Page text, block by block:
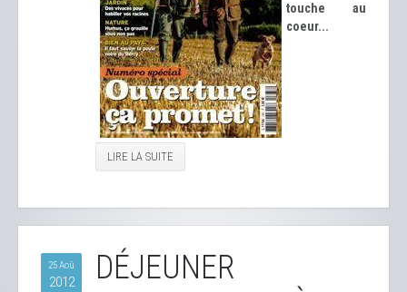
touche au
coeur...
LIRE LA SUITE
25 Aoû
2012
DÉJEUNER